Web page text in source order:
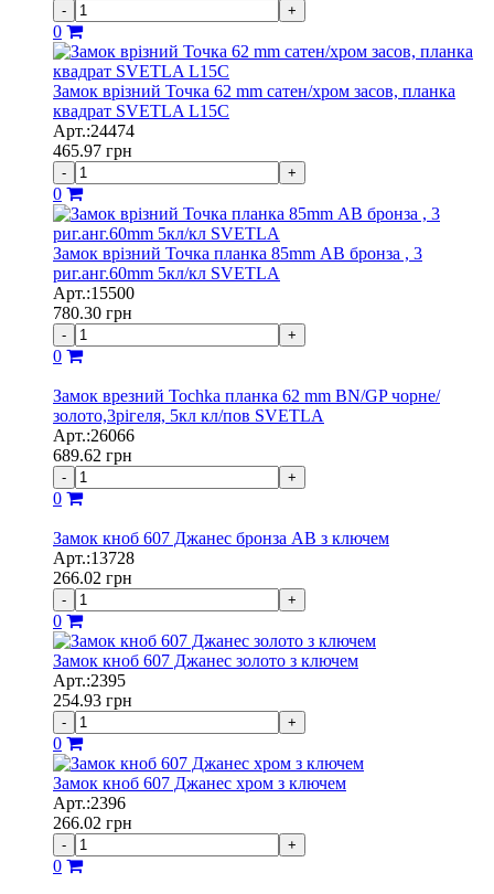
- +
0
Замок врізний Точка 62 mm сатен/хром засов, планка
квадрат SVETLA L15C
Арт.:24474
465.97 грн
- +
0
Замок врізний Точка планка 85mm АВ бронза , 3
риг.анг.60mm 5кл/кл SVETLA
Арт.:15500
780.30 грн
- +
0
Замок врезний Tochka планка 62 mm BN/GP чорне/
золото,3рігеля, 5кл кл/пов SVETLA
Арт.:26066
689.62 грн
- +
0
Замок кноб 607 Джанес бронза АВ з ключем
Арт.:13728
266.02 грн
- +
0
Замок кноб 607 Джанес золото з ключем
Арт.:2395
254.93 грн
- +
0
Замок кноб 607 Джанес хром з ключем
Арт.:2396
266.02 грн
- +
0